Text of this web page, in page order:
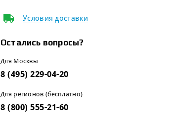
Условия доставки
Остались вопросы?
Для Москвы
8 (495) 229-04-20
Для регионов (бесплатно)
8 (800) 555-21-60